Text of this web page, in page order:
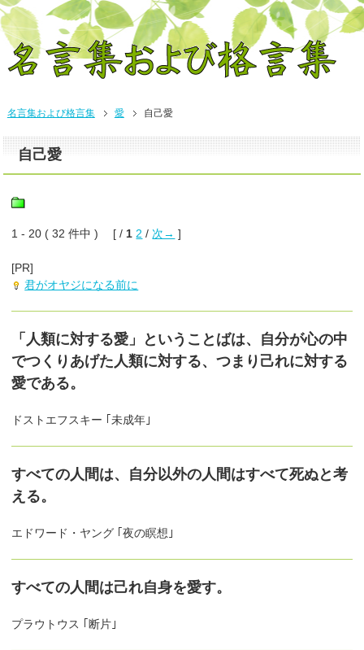
名言集および格言集 愛 自己愛
自己愛
1 - 20 ( 32 件中 ) [ / 1 2 / 次→ ]
[PR]
君がオヤジになる前に
「人類に対する愛」ということばは、自分が心の中
でつくりあげた人類に対する、つまり己れに対する
愛である。
ドストエフスキー ｢未成年｣
すべての人間は、自分以外の人間はすべて死ぬと考
える。
エドワード・ヤング ｢夜の瞑想｣
すべての人間は己れ自身を愛す。
プラウトウス ｢断片｣